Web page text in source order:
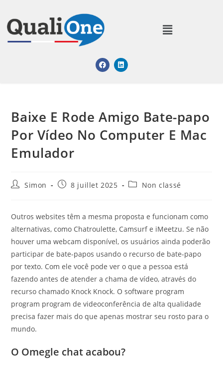
Baixe E Rode Amigo Bate-papo
Por Vídeo No Computer E Mac
Emulador
Simon 8 juillet 2025 Non classé
Outros websites têm a mesma proposta e funcionam como
alternativas, como Chatroulette, Camsurf e iMeetzu. Se não
houver uma webcam disponível, os usuários ainda poderão
participar de bate-papos usando o recurso de bate-papo
por texto. Com ele você pode ver o que a pessoa está
fazendo antes de atender a chama de vídeo, através do
recurso chamado Knock Knock. O software program
program program de videoconferência de alta qualidade
precisa fazer mais do que apenas mostrar seu rosto para o
mundo.
O Omegle chat acabou?